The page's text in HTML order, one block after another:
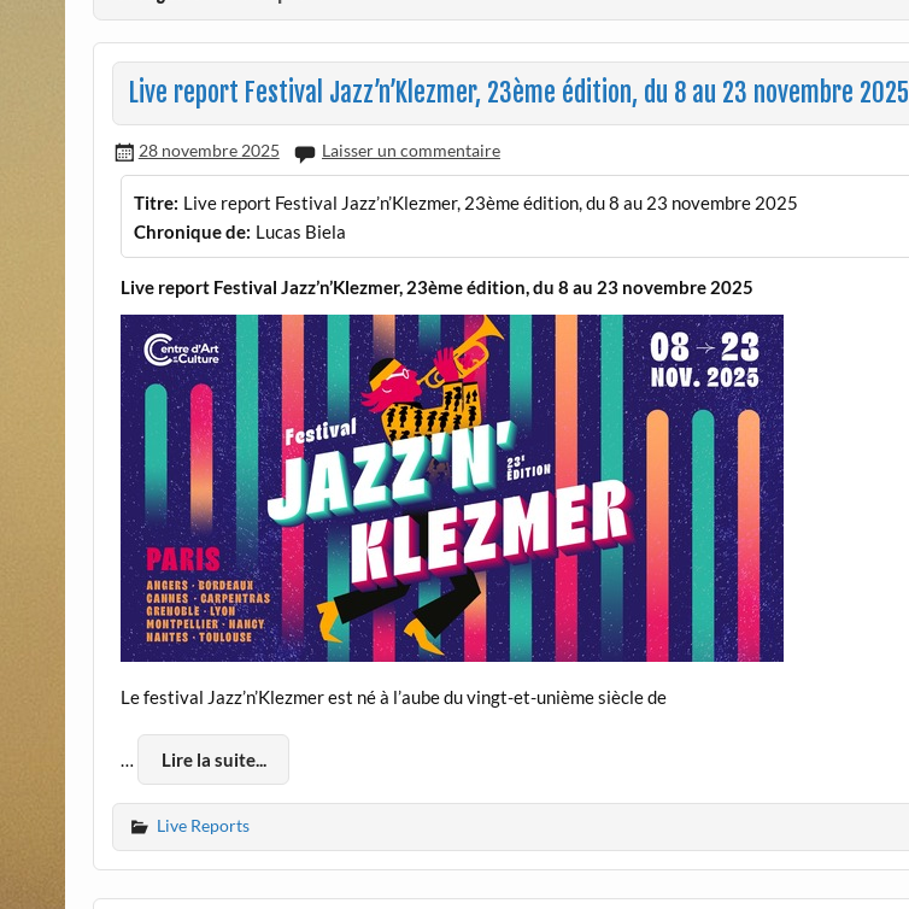
Live report Festival Jazz’n’Klezmer, 23ème édition, du 8 au 23 novembre 2025
28 novembre 2025 Laisser un commentaire
Titre: Live report Festival Jazz’n’Klezmer, 23ème édition, du 8 au 23 novembre 2025
Chronique de: Lucas Biela
Live report Festival Jazz’n’Klezmer, 23ème édition, du 8 au 23 novembre 2025
Le festival Jazz’n’Klezmer est né à l’aube du vingt-et-unième siècle de
… Lire la suite...
Live Reports